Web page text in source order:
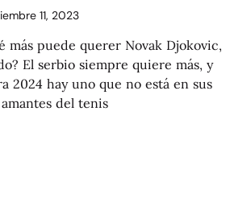
11, 2023
más puede querer Novak Djokovic,
El serbio siempre quiere más, y
2024 hay uno que no está en sus
del tenis